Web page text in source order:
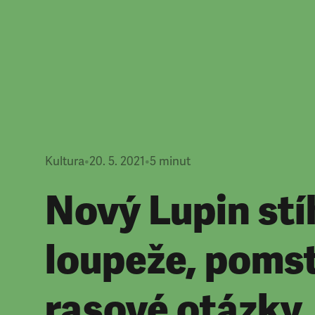
Kultura•20. 5. 2021•5 minut
Nový Lupin
loupeže,